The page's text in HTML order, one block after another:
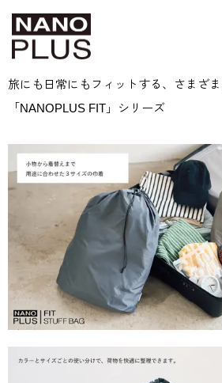
旅にも日常にもフィットする、さまざ
「NANOPLUS FIT」シリーズ